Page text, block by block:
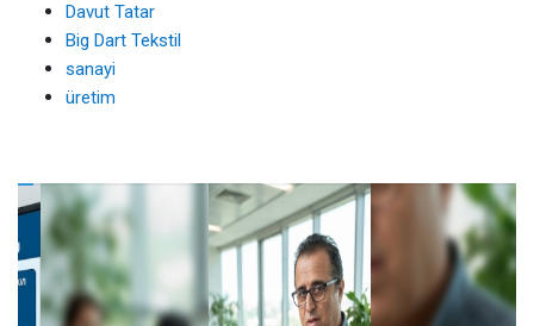
Davut Tatar
Big Dart Tekstil
sanayi
üretim